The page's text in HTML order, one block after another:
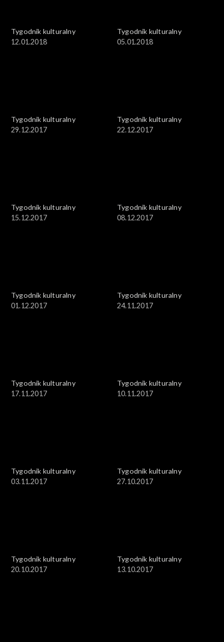
Tygodnik kulturalny
12.01.2018
Tygodnik kulturalny
05.01.2018
Tygodnik kulturalny
29.12.2017
Tygodnik kulturalny
22.12.2017
Tygodnik kulturalny
15.12.2017
Tygodnik kulturalny
08.12.2017
Tygodnik kulturalny
01.12.2017
Tygodnik kulturalny
24.11.2017
Tygodnik kulturalny
17.11.2017
Tygodnik kulturalny
10.11.2017
Tygodnik kulturalny
03.11.2017
Tygodnik kulturalny
27.10.2017
Tygodnik kulturalny
20.10.2017
Tygodnik kulturalny
13.10.2017